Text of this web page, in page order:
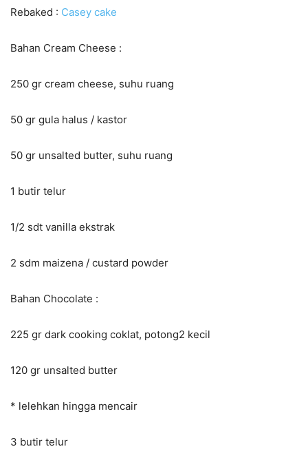
Rebaked : Casey cake
Bahan Cream Cheese :
250 gr cream cheese, suhu ruang
50 gr gula halus / kastor
50 gr unsalted butter, suhu ruang
1 butir telur
1/2 sdt vanilla ekstrak
2 sdm maizena / custard powder
Bahan Chocolate :
225 gr dark cooking coklat, potong2 kecil
120 gr unsalted butter
* lelehkan hingga mencair
3 butir telur